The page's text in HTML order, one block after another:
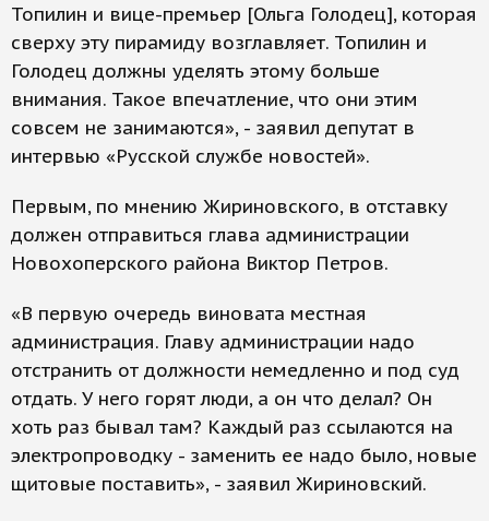
Топилин и вице-премьер [Ольга Голодец], которая
сверху эту пирамиду возглавляет. Топилин и
Голодец должны уделять этому больше
внимания. Такое впечатление, что они этим
совсем не занимаются», - заявил депутат в
интервью «Русской службе новостей».
Первым, по мнению Жириновского, в отставку
должен отправиться глава администрации
Новохоперского района Виктор Петров.
«В первую очередь виновата местная
администрация. Главу администрации надо
отстранить от должности немедленно и под суд
отдать. У него горят люди, а он что делал? Он
хоть раз бывал там? Каждый раз ссылаются на
электропроводку - заменить ее надо было, новые
щитовые поставить», - заявил Жириновский.